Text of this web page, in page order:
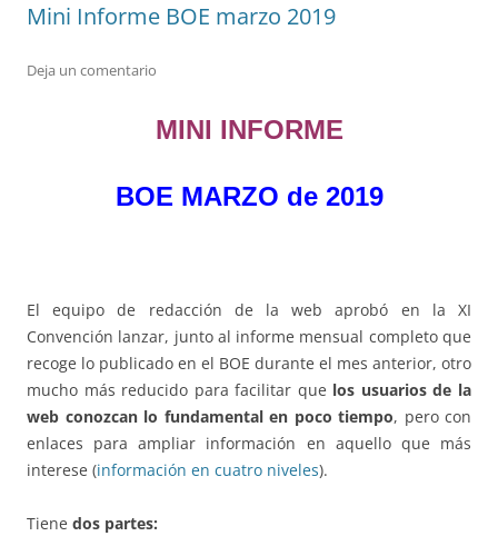
Mini Informe BOE marzo 2019
Deja un comentario
MINI INFORME
BOE MARZO de 2019
El equipo de redacción de la web aprobó en la XI
Convención lanzar, junto al informe mensual completo que
recoge lo publicado en el BOE durante el mes anterior, otro
mucho más reducido para facilitar que los usuarios de la
web conozcan lo fundamental en poco tiempo, pero con
enlaces para ampliar información en aquello que más
interese (información en cuatro niveles).
Tiene dos partes: